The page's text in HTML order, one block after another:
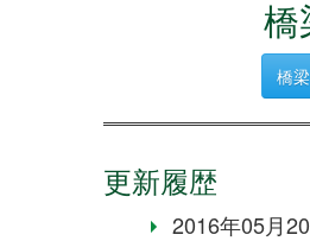
橋
橋
更新履歴
2016年05月